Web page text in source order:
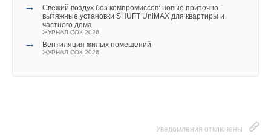
→
Свежий воздух без компромиссов: новые приточно-
вытяжные установки SHUFT UniMAX для квартиры и
частного дома
ЖУРНАЛ СОК 2026
→ Вентиляция жилых помещений
ЖУРНАЛ СОК 2026
Уведомления отключены